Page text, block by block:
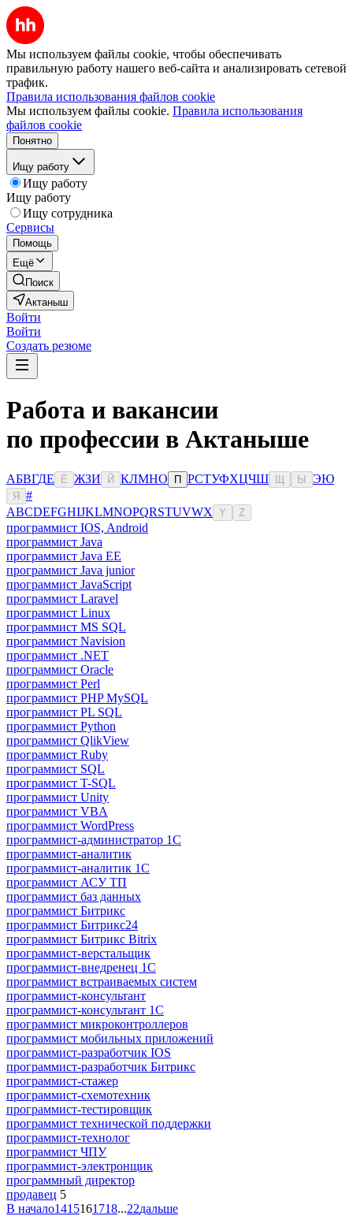
Мы используем файлы cookie, чтобы обеспечивать
правильную работу нашего веб-сайта и анализировать сетевой
трафик.
Правила использования файлов cookie
Мы используем файлы cookie. Правила использования
файлов cookie
Понятно
Ищу работу
Ищу работу
Ищу работу
Ищу сотрудника
Сервисы
Помощь
Ещё
Поиск
Актаныш
Войти
Войти
Создать резюме
Работа и вакансии
по профессии в Актаныше
АБВГДЕ Ё ЖЗИ Й КЛМНО П РСТУФХЦЧШ Ы ЭЮ
Я
#
ABCDEFGHIJKLMNOPQRSTUVWX Y Z
программист IOS, Android
программист Java
программист Java EE
программист Java junior
программист JavaScript
программист Laravel
программист Linux
программист MS SQL
программист Navision
программист .NET
программист Oracle
программист Perl
программист PHP MySQL
программист PL SQL
программист Python
программист QlikView
программист Ruby
программист SQL
программист T-SQL
программист Unity
программист VBA
программист WordPress
программист-администратор 1С
программист-аналитик
программист-аналитик 1С
программист АСУ ТП
программист баз данных
программист Битрикс
программист Битрикс24
программист Битрикс Bitrix
программист-верстальщик
программист-внедренец 1С
программист встраиваемых систем
программист-консультант
программист-консультант 1C
программист микроконтроллеров
программист мобильных приложений
программист-разработчик IOS
программист-разработчик Битрикс
программист-стажер
программист-схемотехник
программист-тестировщик
программист технической поддержки
программист-технолог
программист ЧПУ
программист-электронщик
программный директор
продавец 5
В начало1415161718...22дальше